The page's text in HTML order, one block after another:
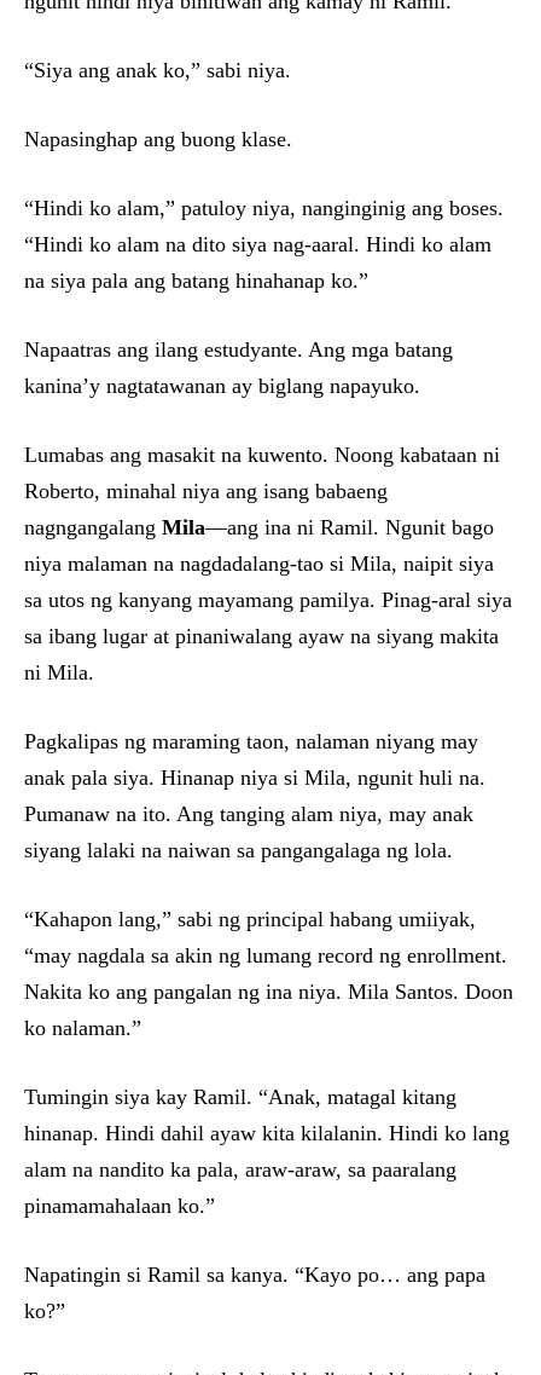
“Siya ang anak ko,” sabi niya.
Napasinghap ang buong klase.
“Hindi ko alam,” patuloy niya, nanginginig ang boses.
“Hindi ko alam na dito siya nag-aaral. Hindi ko alam
na siya pala ang batang hinahanap ko.”
Napaatras ang ilang estudyante. Ang mga batang
kanina’y nagtatawanan ay biglang napayuko.
Lumabas ang masakit na kuwento. Noong kabataan ni
Roberto, minahal niya ang isang babaeng
nagngangalang Mila—ang ina ni Ramil. Ngunit bago
niya malaman na nagdadalang-tao si Mila, naipit siya
sa utos ng kanyang mayamang pamilya. Pinag-aral siya
sa ibang lugar at pinaniwalang ayaw na siyang makita
ni Mila.
Pagkalipas ng maraming taon, nalaman niyang may
anak pala siya. Hinanap niya si Mila, ngunit huli na.
Pumanaw na ito. Ang tanging alam niya, may anak
siyang lalaki na naiwan sa pangangalaga ng lola.
“Kahapon lang,” sabi ng principal habang umiiyak,
“may nagdala sa akin ng lumang record ng enrollment.
Nakita ko ang pangalan ng ina niya. Mila Santos. Doon
ko nalaman.”
Tumingin siya kay Ramil. “Anak, matagal kitang
hinanap. Hindi dahil ayaw kita kilalanin. Hindi ko lang
alam na nandito ka pala, araw-araw, sa paaralang
pinamamahalaan ko.”
Napatingin si Ramil sa kanya. “Kayo po… ang papa
ko?”